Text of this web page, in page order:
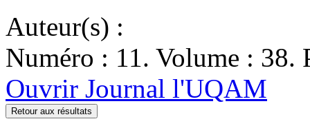
Auteur(s) :
Numéro : 11. Volume : 38.
Ouvrir Journal l'UQAM
Retour aux résultats